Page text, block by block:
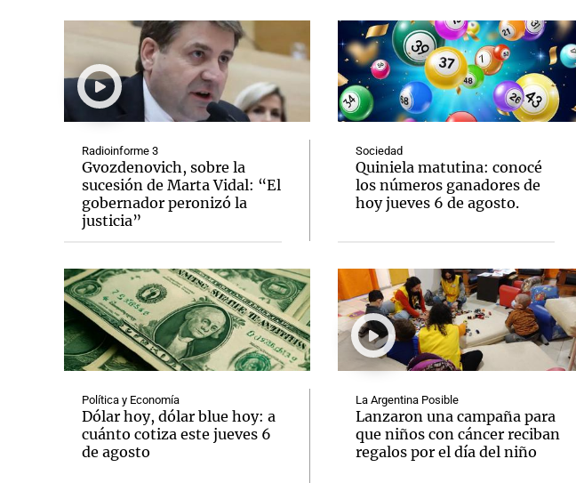
Radioinforme 3
Gvozdenovich, sobre la
sucesión de Marta Vidal: “El
gobernador peronizó la
justicia”
Política y Economía
Dólar hoy, dólar blue hoy: a
cuánto cotiza este jueves 6
de agosto
Sociedad
Quiniela matutina: conocé
los números ganadores de
hoy jueves 6 de agosto.
La Argentina Posible
Lanzaron una campaña para
que niños con cáncer reciban
regalos por el día del niño
Notas Notas
El